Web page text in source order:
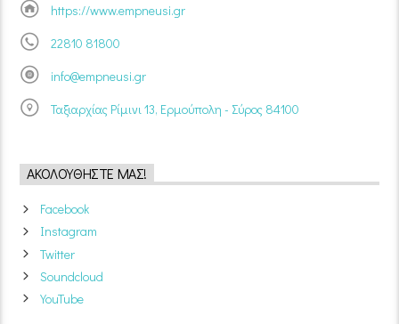
https://www.empneusi.gr
22810 81800
info@empneusi.gr
Ταξιαρχίας Ρίμινι 13, Ερμούπολη - Σύρος 84100
ΑΚΟΛΟΥΘΉΣΤΕ ΜΑΣ!
Facebook
Instagram
Twitter
Soundcloud
YouTube